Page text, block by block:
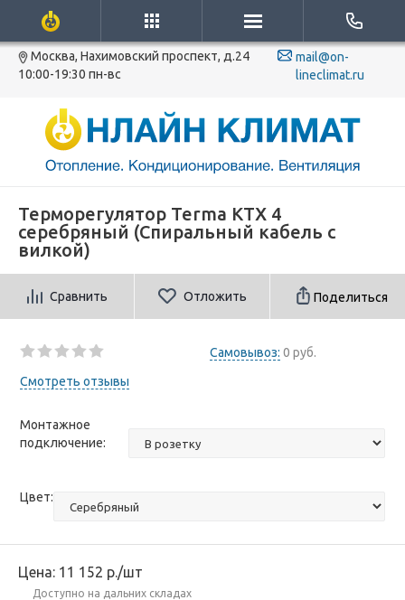
Москва, Нахимовский проспект, д.24
10:00-19:30 пн-вс
mail@on-
lineclimat.ru
Терморегулятор Terma KTX 4
серебряный (Спиральный кабель с
вилкой)
Сравнить Отложить Поделиться
Самовывоз: 0 руб.
Смотреть отзывы
Монтажное
подключение:
Цвет:
Цена: 11 152 р./шт
Доступно на дальних складах